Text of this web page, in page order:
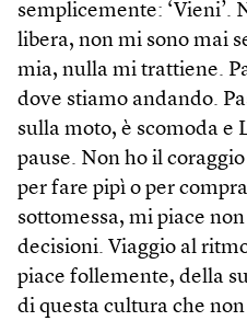
semplicemente: ‘Vieni’.
libera, non mi sono mai
mia, nulla mi trattiene.
dove stiamo andando.
sulla moto, è scomoda e
pause. Non ho il
per fare pipì o per
sottomessa, mi piace
decisioni. Viaggio al
piace follemente, della
di questa cultura che